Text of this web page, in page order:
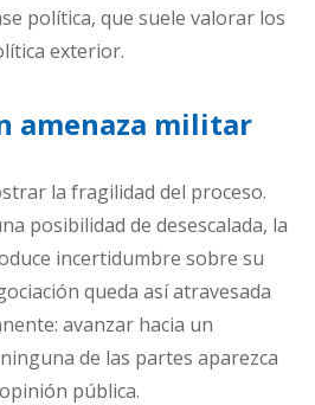
política, que suele valorar los
exterior.
amenaza militar
la fragilidad del proceso.
posibilidad de desescalada, la
incertidumbre sobre su
queda así atravesada
avanzar hacia un
de las partes aparezca
pública.